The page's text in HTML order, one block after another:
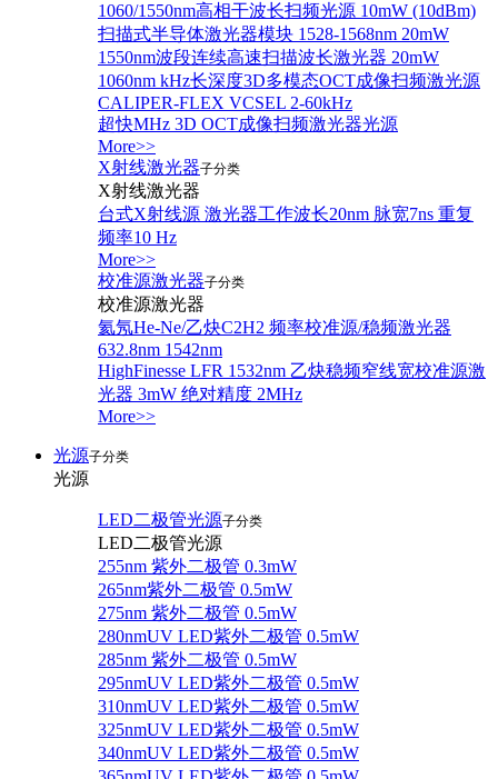
1060/1550nm高相干波长扫频光源 10mW (10dBm)
扫描式半导体激光器模块 1528-1568nm 20mW
1550nm波段连续高速扫描波长激光器 20mW
1060nm kHz长深度3D多模态OCT成像扫频激光源
CALIPER-FLEX VCSEL 2-60kHz
超快MHz 3D OCT成像扫频激光器光源
More>>
X射线激光器子分类
X射线激光器
台式X射线源 激光器工作波长20nm 脉宽7ns 重复
频率10 Hz
More>>
校准源激光器子分类
校准源激光器
氦氖He-Ne/乙炔C2H2 频率校准源/稳频激光器
632.8nm 1542nm
HighFinesse LFR 1532nm 乙炔稳频窄线宽校准源激
光器 3mW 绝对精度 2MHz
More>>
光源子分类
光源
LED二极管光源子分类
LED二极管光源
255nm 紫外二极管 0.3mW
265nm紫外二极管 0.5mW
275nm 紫外二极管 0.5mW
280nmUV LED紫外二极管 0.5mW
285nm 紫外二极管 0.5mW
295nmUV LED紫外二极管 0.5mW
310nmUV LED紫外二极管 0.5mW
325nmUV LED紫外二极管 0.5mW
340nmUV LED紫外二极管 0.5mW